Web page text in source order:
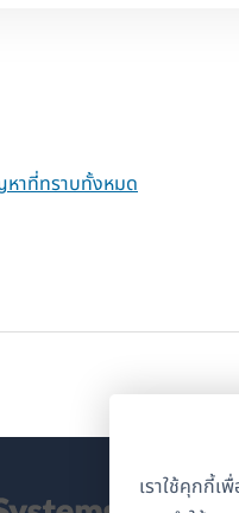
เราใช้คุกกี้เ
าที่ทราบทั้งหมด